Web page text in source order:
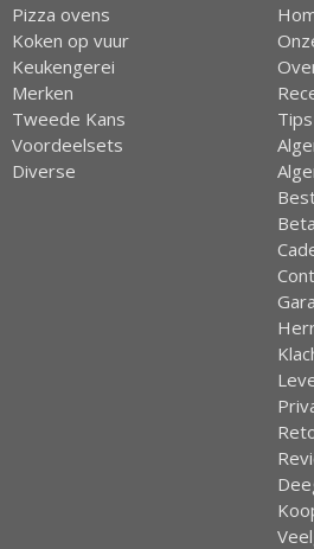
Pizza ovens
Koken op vuur
Keukengerei
Merken
Tweede Kans
Voordeelsets
Diverse